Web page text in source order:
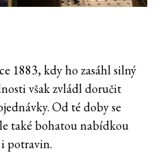
1883, kdy ho zasáhl silný
však zvládl doručit
Od té doby se
také bohatou nabídkou
potravin.